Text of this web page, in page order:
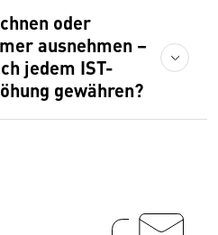
oder
ausnehmen –
jedem IST-
gewähren?